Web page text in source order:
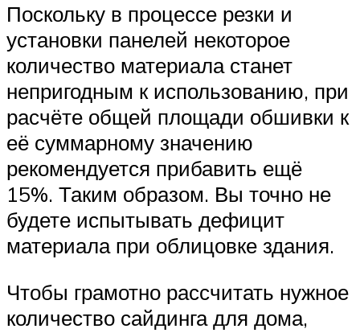
Поскольку в процессе резки и
установки панелей некоторое
количество материала станет
непригодным к использованию, при
расчёте общей площади обшивки к
её суммарному значению
рекомендуется прибавить ещё
15%. Таким образом. Вы точно не
будете испытывать дефицит
материала при облицовке здания.
Чтобы грамотно рассчитать нужное
количество сайдинга для дома,